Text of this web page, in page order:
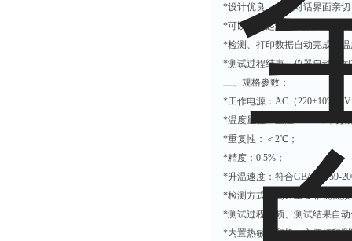
*设计优良，人机对话界面亲
*可以复查起烟的视频，确定
*检测、打印数据自动完成，
*测试过程结束，仪器自动关
三、规格参数：
*工作电源： AC （220±10% V
*温度量程：室温～
*重复性：＜ 2℃；
*精度： 0.5% ；
*升温速度：符合GB/T20759-
*检测方式：高速工业相机视
*测试过程视频、测试结果自
*内置热敏打印机，方便打印